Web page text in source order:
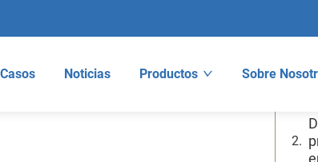
Casos Noticias Productos Sobre